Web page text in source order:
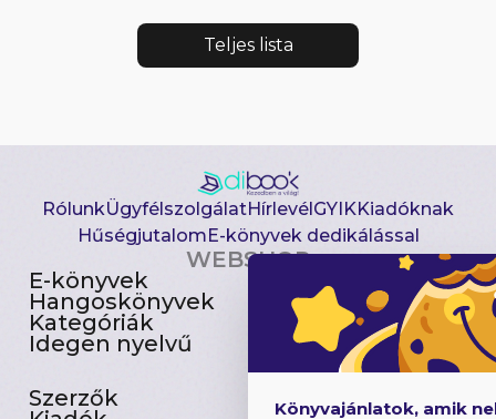
Teljes lista
RólunkÜgyfélszolgálatHírlevél GYIKKiadóknak
Hűségjutalom E-könyvek dedikálással
WEBSHOP
E-könyvek
Hangoskönyvek
Kategóriák
Idegen nyelvű
Csomagajánlatok
Akciósak
Előjegyezhetők
Újdonságok
Szerzők Gyerekkönyvek
Könyvajánlatok, amik